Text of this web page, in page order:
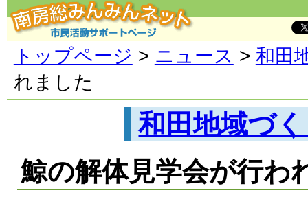
トップページ > ニュース > 和田
れました
和田地域づ
鯨の解体見学会が行わ